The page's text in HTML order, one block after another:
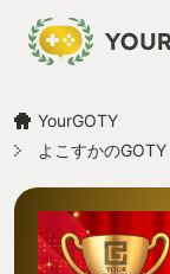
YourGOTY
よこすかのGOTY